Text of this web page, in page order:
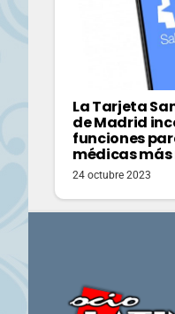
La Tarjeta
de Madrid
funciones
médicas
24 octubre 2023